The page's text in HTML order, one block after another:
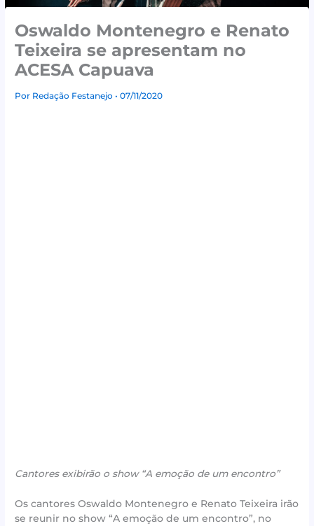
Oswaldo Montenegro e Renato
Teixeira se apresentam no
ACESA Capuava
Por Redação Festanejo• 07/11/2020
Cantores exibirão o show “A emoção de um encontro”
Os cantores Oswaldo Montenegro e Renato Teixeira irão
se reunir no show “A emoção de um encontro”, no